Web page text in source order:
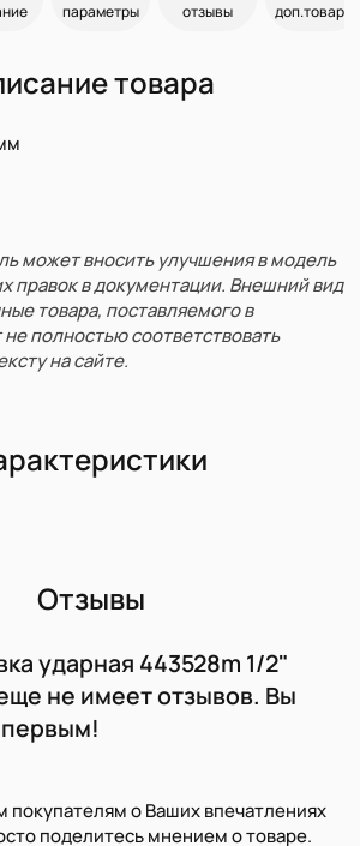
параметры отзывы доп.товары
товара
может вносить улучшения в модель
правок в документации. Внешний вид
товара, поставляемого в
полностью соответствовать
на сайте.
Отзывы
ударная 443528m 1/2"
не имеет отзывов. Вы
покупателям о Ваших впечатлениях
поделитесь мнением о товаре.